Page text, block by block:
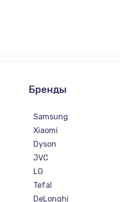
Бренды
Samsung
Xiaomi
Dyson
JVC
LG
Tefal
DeLonghi